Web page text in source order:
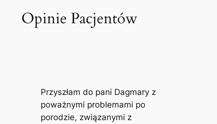
Opinie Pacjentów
Przyszłam do pani Dagmary z
poważnymi problemami po
porodzie, związanymi z